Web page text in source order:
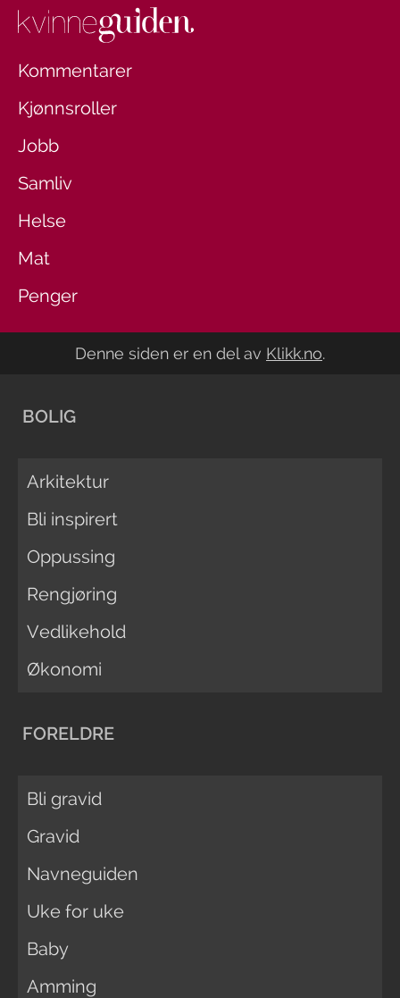
Kommentarer
Kjønnsroller
Jobb
Samliv
Helse
Mat
Penger
Denne siden er en del av Klikk.no.
BOLIG
Arkitektur
Bli inspirert
Oppussing
Rengjøring
Vedlikehold
Økonomi
FORELDRE
Bli gravid
Gravid
Navneguiden
Uke for uke
Baby
Amming